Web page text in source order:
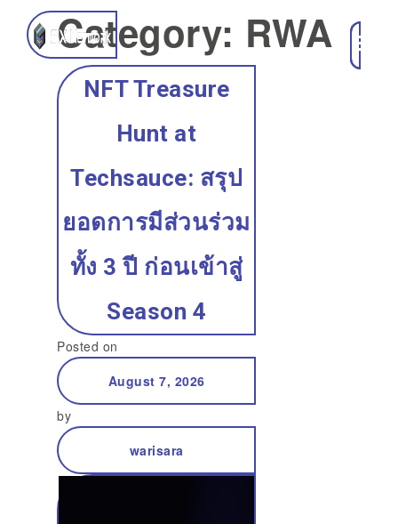
Category: RWA
NFT Treasure
Hunt at
Techsauce: สรุป
ยอดการมีส่วนร่วม
ทั้ง 3 ปี ก่อนเข้าสู่
Season 4
Posted on
August 7, 2026
by
warisara